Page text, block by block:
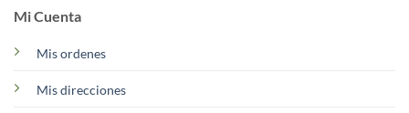
Mi Cuenta
Mis ordenes
Mis direcciones